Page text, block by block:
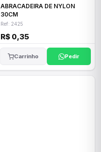
ABRACADEIRA DE NYLON
30CM
Ref: 2425
R$ 0,35
Carrinho Pedir